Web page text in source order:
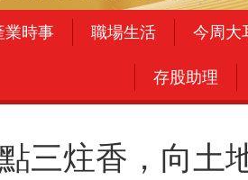
業時事 職場生活 今周大
存股助理
點三炷香，向